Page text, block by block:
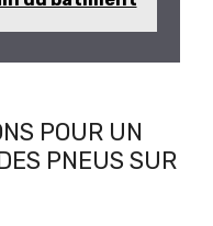
POUR UN
PNEUS SUR